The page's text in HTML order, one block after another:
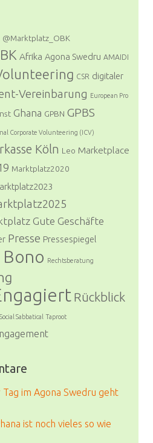
@Marktplatz_OBK
Afrika Agona Swedru AMAIDI
CSR digitaler
Vereinbarung European Pro
Ghana GPBN GPBS
Corporate Volunteering (ICV)
Köln Leo Marketplace
Marktplatz2020
Gute Geschäfte
Presse Pressespiegel
Bono Rechtsberatung
Rückblick
Social Sabbatical Taproot
im Agona Swedru geht
ist noch vieles so wie